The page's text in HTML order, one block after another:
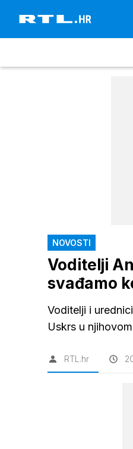
NOVOSTI
Voditelji
svađamo
Voditelji i
Uskrs u
RTL.hr